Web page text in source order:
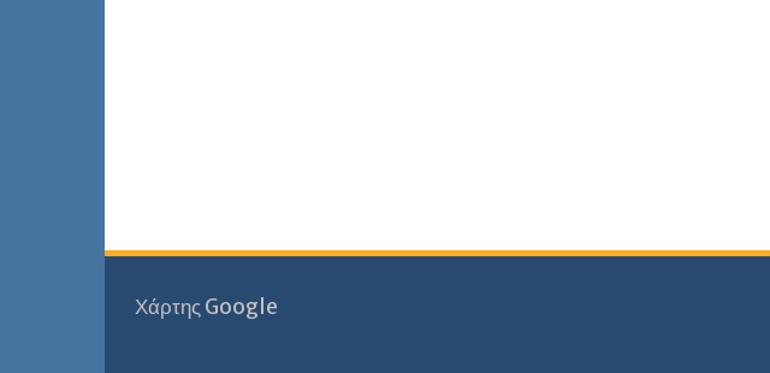
Χάρτης Google